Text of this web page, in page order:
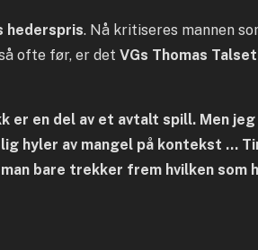
hederspris. Nå kritiseres mannen
ofte før, er det VGs Thomas
er en del av et avtalt spill. Men
hyler av mangel på kontekst …
bare trekker frem hvilken som